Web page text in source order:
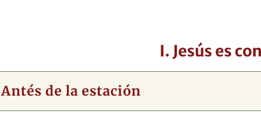
I. Jesús es
Antés de la estación